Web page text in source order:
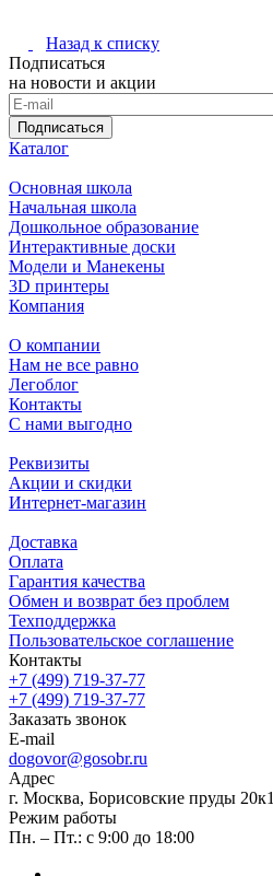
Назад к списку
Подписаться
на новости и акции
Подписаться
Каталог
Основная школа
Начальная школа
Дошкольное образование
Интерактивные доски
Модели и Манекены
3D принтеры
Компания
О компании
Нам не все равно
Легоблог
Контакты
С нами выгодно
Реквизиты
Акции и скидки
Интернет-магазин
Доставка
Оплата
Гарантия качества
Обмен и возврат без проблем
Техподдержка
Пользовательское соглашение
Контакты
+7 (499) 719-37-77
+7 (499) 719-37-77
Заказать звонок
E-mail
dogovor@gosobr.ru
Адрес
г. Москва, Борисовские пруды 20к1
Режим работы
Пн. – Пт.: с 9:00 до 18:00